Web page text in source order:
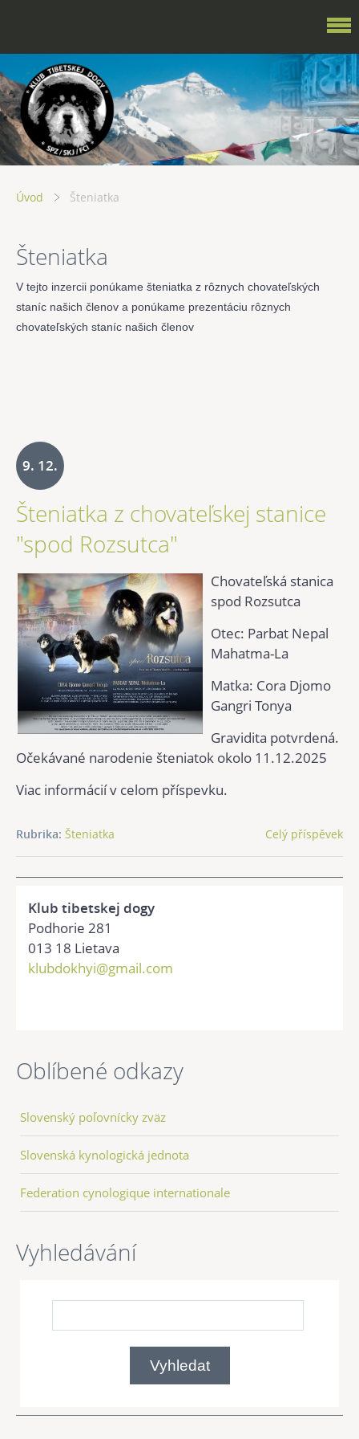
Úvod Šteniatka
Šteniatka
V tejto inzercii ponúkame šteniatka z rôznych chovateľských
staníc našich členov a ponúkame prezentáciu rôznych
chovateľských staníc našich členov
9. 12.
2025
Šteniatka z chovateľskej stanice
"spod Rozsutca"
Chovateľská stanica
spod Rozsutca
Otec: Parbat Nepal
Mahatma-La
Matka: Cora Djomo
Gangri Tonya
Gravidita potvrdená.
Očekávané narodenie šteniatok okolo 11.12.2025
Viac informácií v celom příspevku.
Celý příspěvek
Rubrika: Šteniatka
Klub tibetskej dogy
Podhorie 281
013 18 Lietava
klubdokhyi@gmail.com
Oblíbené odkazy
Slovenský poľovnícky zväz
Slovenská kynologická jednota
Federation cynologique internationale
Vyhledávání